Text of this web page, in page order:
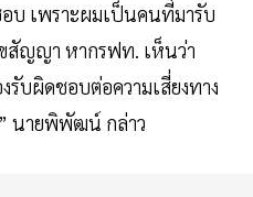
เพราะผมเป็นคนที่มารับ
สัญญา หากรฟท. เห็นว่า
บผิดชอบต่อความเสี่ยงทาง
นายพิพัฒน์ กล่าว